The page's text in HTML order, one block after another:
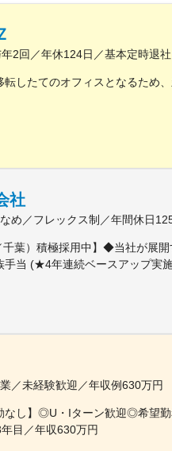
2回／年休124日／基本定時退社
社
め／フレックス制／年間休日
／未経験歓迎／年収例630万円
目／年収630万円